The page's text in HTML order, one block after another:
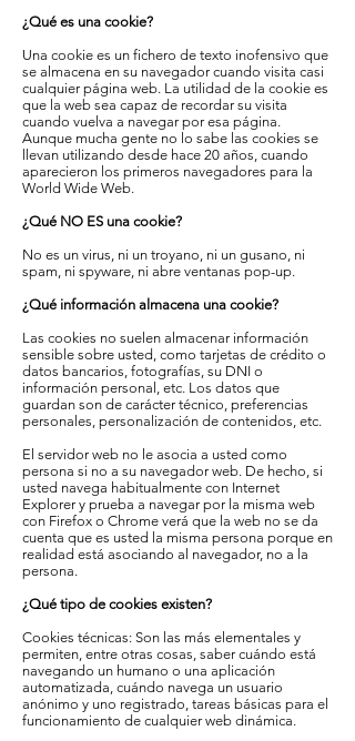
¿Qué es una cookie?
Una cookie es un fichero de texto inofensivo que
se almacena en su navegador cuando visita casi
cualquier página web. La utilidad de la cookie es
que la web sea capaz de recordar su visita
cuando vuelva a navegar por esa página.
Aunque mucha gente no lo sabe las cookies se
llevan utilizando desde hace 20 años, cuando
aparecieron los primeros navegadores para la
World Wide Web.
¿Qué NO ES una cookie?
No es un virus, ni un troyano, ni un gusano, ni
spam, ni spyware, ni abre ventanas pop-up.
¿Qué información almacena una cookie?
Las cookies no suelen almacenar información
sensible sobre usted, como tarjetas de crédito o
datos bancarios, fotografías, su DNI o
información personal, etc. Los datos que
guardan son de carácter técnico, preferencias
personales, personalización de contenidos, etc.
El servidor web no le asocia a usted como
persona si no a su navegador web. De hecho, si
usted navega habitualmente con Internet
Explorer y prueba a navegar por la misma web
con Firefox o Chrome verá que la web no se da
cuenta que es usted la misma persona porque en
realidad está asociando al navegador, no a la
persona.
¿Qué tipo de cookies existen?
Cookies técnicas: Son las más elementales y
permiten, entre otras cosas, saber cuándo está
navegando un humano o una aplicación
automatizada, cuándo navega un usuario
anónimo y uno registrado, tareas básicas para el
funcionamiento de cualquier web dinámica.